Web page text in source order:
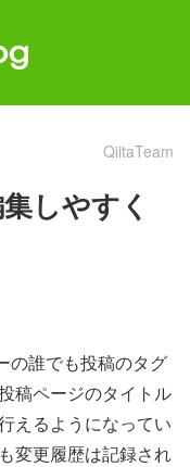
QiitaTeam
しやすく
の誰でも投稿のタグ
稿ページのタイトル
えるようになってい
変更履歴は記録され